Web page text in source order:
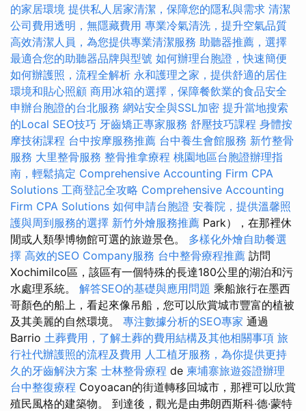
的家居環境 提供私人居家清潔，保障您的隱私與需求 清潔
公司費用透明，無隱藏費用 專業冷氣清洗，提升空氣品質
高效清潔人員，為您提供專業清潔服務 助聽器推薦，選擇
最適合您的助聽器品牌與型號 如何辦理台胞證，快速簡便
如何辦護照，流程全解析 永和護理之家，提供舒適的居住
環境和貼心照顧 商用冰箱的選擇，保障餐飲業的食品安全
申辦台胞證的台北服務 網站安全與SSL加密 提升當地搜索
的Local SEO技巧 牙齒矯正專家服務 舒壓技巧課程 身體按
摩技術課程 台中按摩服務推薦 台中養生會館服務 新竹整骨
服務 大里整骨服務 整骨推拿療程 桃園地區台胞證辦理指
南，輕鬆搞定 Comprehensive Accounting Firm CPA
Solutions 工商登記全攻略 Comprehensive Accounting
Firm CPA Solutions 如何申請台胞證 安養院，提供溫馨照
護與周到服務的選擇 新竹外燴服務推薦 Park），在那裡休
閒或人類學博物館可選的旅遊景色。 多樣化外燴自助餐選
擇 高效的SEO Company服務 台中整骨療程推薦 訪問
Xochimilco區，該區有一個特殊的長達180公里的湖泊和污
水處理系統。 解答SEO的基礎與應用問題 乘船旅行在墨西
哥顏色的船上，看起來像吊船，您可以欣賞城市豐富的植被
及其美麗的自然環境。 專注數據分析的SEO專家 通過
Barrio 土葬費用，了解土葬的費用結構及其他相關事項 旅
行社代辦護照的流程及費用 人工植牙服務，為你提供更持
久的牙齒解決方案 士林整骨療程 de 柬埔寨旅遊簽證辦理
台中整復療程 Coyoacan的街道轉移回城市，那裡可以欣賞
殖民風格的建築物。 到達後，觀光是由弗朗西斯科·德·蒙特